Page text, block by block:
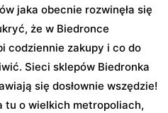
jaka obecnie rozwinęła się
że w Biedronce
codziennie zakupy i co do
Sieci sklepów Biedronka
się dosłownie wszędzie!
tu o wielkich metropoliach,